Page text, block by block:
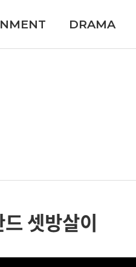
DRAMA
셋방살이